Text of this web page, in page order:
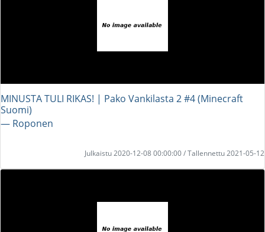
MINUSTA TULI RIKAS! | Pako Vankilasta 2 #4 (Minecraft
Suomi)
― Roponen
Julkaistu 2020-12-08 00:00:00 / Tallennettu 2021-05-12